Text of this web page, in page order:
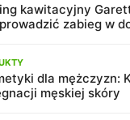
kawitacyjny
zabieg w
dla mężczyzn:
męskiej skóry